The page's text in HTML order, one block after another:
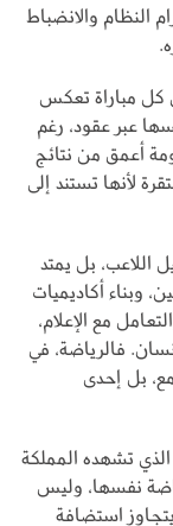
النظام والانضباط
كل مباراة تعكس
عبر عقود، رغم
أعمق من نتائج
لأنها تستند إلى
اللاعب، بل يمتد
وبناء أكاديميات
مع الإعلام،
فالرياضة، في
بل إحدى
تشهده المملكة
نفسها، وليس
استضافة